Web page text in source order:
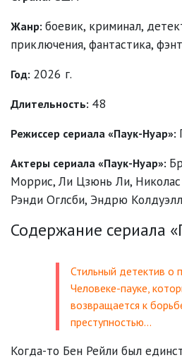
Жанр: боевик, криминал,
приключения, фантастика,
Год: 2026 г.
Длительность: 48
Режиссер сериала «Паук-Нуар»:
Актеры сериала «Паук-Нуар»:
Моррис, Ли Цзюнь Ли,
Рэнди Оглсби, Эндрю Колдуэлл
Содержание сериала
Стильный детектив о
Человеке-пауке,
возвращается к
преступностью…
Когда-то Бен Рейли был